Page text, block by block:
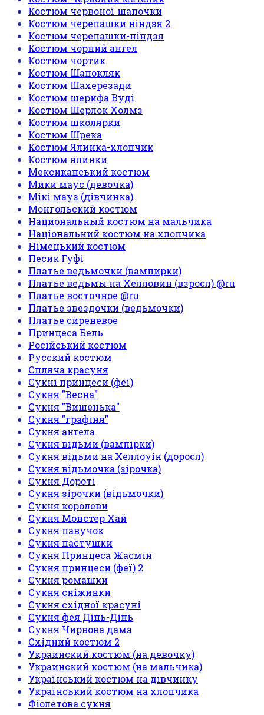
Костюм червоної шапочки
Костюм черепашки ніндзя 2
Костюм черепашки-ніндзя
Костюм чорний ангел
Костюм чортик
Костюм Шапокляк
Костюм Шахерезади
Костюм шерифа Вуді
Костюм Шерлок Холмз
Костюм школярки
Костюм Шрека
Костюм Ялинка-хлопчик
Костюм ялинки
Мексиканський костюм
Мики маус (девочка)
Мікі мауз (дівчинка)
Монгольский костюм
Национальный костюм на мальчика
Національний костюм на хлопчика
Німецький костюм
Песик Гуфі
Платье ведьмочки (вампирки)
Платье ведьмы на Хелловин (взросл) @ru
Платье восточное @ru
Платье звездочки (ведьмочки)
Платье сиреневое
Принцеса Бель
Російський костюм
Русский костюм
Спляча красуня
Сукні принцеси (феї)
Сукня "Весна"
Сукня "Вишенька"
Сукня "графіня"
Сукня ангела
Сукня відьми (вампірки)
Сукня відьми на Хеллоуін (доросл)
Сукня відьмочка (зірочка)
Сукня Дороті
Сукня зірочки (відьмочки)
Сукня королеви
Сукня Монстер Хай
Сукня павучок
Сукня пастушки
Сукня Принцеса Жасмін
Сукня принцеси (феї) 2
Сукня ромашки
Сукня сніжинки
Сукня східної красуні
Сукня фея Дінь-Дінь
Сукня Чирвова дама
Східний костюм 2
Украинский костюм (на девочку)
Украинский костюм (на мальчика)
Український костюм на дівчинку
Український костюм на хлопчика
Фіолетова сукня